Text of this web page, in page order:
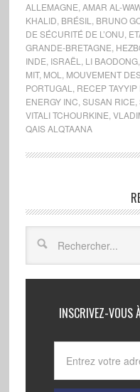
ALLEMAGNE AMAR AL-
KHALID BRÉSIL BRUNO
DE SÉCURITÉ DE L’ONU
GRANDE-BRETAGNE
INDE ISRAËL LI BAODONG,
MIT, MOL MOUVEMENT
PORTUGAL
RECEP
ENERGY INC SUSAN RICE
VITALI TCHOURKINE
QAIS ALQTAANA
INSCRIVEZ-VOUS